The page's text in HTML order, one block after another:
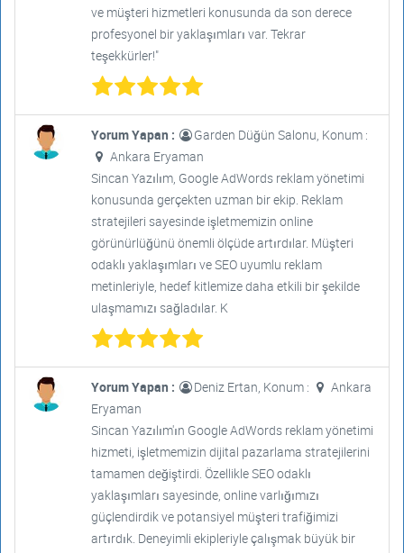
ve müşteri hizmetleri konusunda da son derece
profesyonel bir yaklaşımları var. Tekrar
teşekkürler!"
Yorum Yapan :
Garden Düğün Salonu, Konum :
Ankara Eryaman
Sincan Yazılım, Google AdWords reklam yönetimi
konusunda gerçekten uzman bir ekip. Reklam
stratejileri sayesinde işletmemizin online
görünürlüğünü önemli ölçüde artırdılar. Müşteri
odaklı yaklaşımları ve SEO uyumlu reklam
metinleriyle, hedef kitlemize daha etkili bir şekilde
ulaşmamızı sağladılar. K
Yorum Yapan : Deniz Ertan, Konum :
Ankara
Eryaman
Sincan Yazılım'ın Google AdWords reklam yönetimi
hizmeti, işletmemizin dijital pazarlama stratejilerini
tamamen değiştirdi. Özellikle SEO odaklı
yaklaşımları sayesinde, online varlığımızı
güçlendirdik ve potansiyel müşteri trafiğimizi
artırdık. Deneyimli ekipleriyle çalışmak büyük bir